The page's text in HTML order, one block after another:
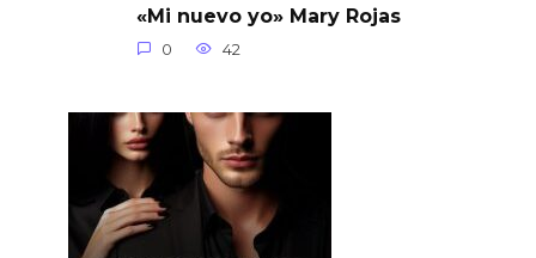
«Mi nuevo yo» Mary Rojas
0 42